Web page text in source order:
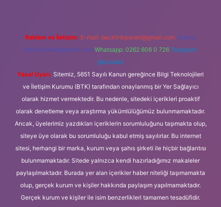
Reklam ve İletişim: E-mail: backlinkpaneli@gmail.com Teams:
forumhizmeti@gmail.com Whatsapp: 0262 606 0 726 Telegram:
@karabul
Yasal Uyarı: Sitemiz, 5651 Sayılı Kanun gereğince Bilgi Teknolojileri
ve İletişim Kurumu (BTK) tarafından onaylanmış bir Yer Sağlayıcı
olarak hizmet vermektedir. Bu nedenle, sitedeki içerikleri proaktif
olarak denetleme veya araştırma yükümlülüğümüz bulunmamaktadır.
Ancak, üyelerimiz yazdıkları içeriklerin sorumluluğunu taşımakta olup,
siteye üye olarak bu sorumluluğu kabul etmiş sayılırlar. Bu internet
sitesi, herhangi bir marka, kurum veya şahıs şirketi ile hiçbir bağlantısı
bulunmamaktadır. Sitede yalnızca kendi hazırladığımız makaleler
paylaşılmaktadır. Burada yer alan içerikler haber niteliği taşımamakta
olup, gerçek kurum ve kişiler hakkında paylaşım yapılmamaktadır.
Gerçek kurum ve kişiler ile isim benzerlikleri tamamen tesadüfidir.